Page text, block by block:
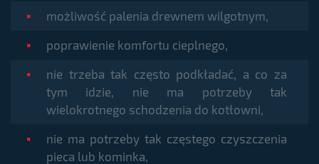
możliwość palenia drewnem wilgotnym,
poprawienie komfortu cieplnego,
nie trzeba tak często podkładać, a co za
tym idzie, nie ma potrzeby tak
wielokrotnego schodzenia do kotłowni,
nie ma potrzeby tak częstego czyszczenia
pieca lub kominka,